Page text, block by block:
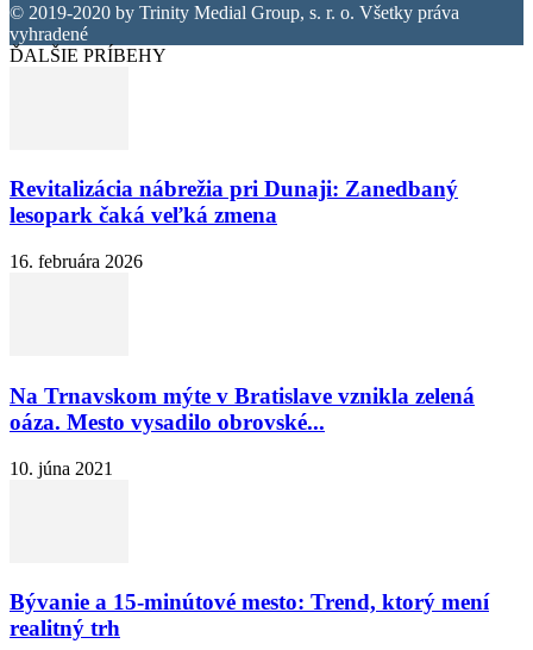
© 2019-2020 by Trinity Medial Group, s. r. o. Všetky práva
vyhradené
ĎALŠIE PRÍBEHY
Revitalizácia nábrežia pri Dunaji: Zanedbaný
lesopark čaká veľká zmena
16. februára 2026
Na Trnavskom mýte v Bratislave vznikla zelená
oáza. Mesto vysadilo obrovské...
10. júna 2021
Bývanie a 15-minútové mesto: Trend, ktorý mení
realitný trh